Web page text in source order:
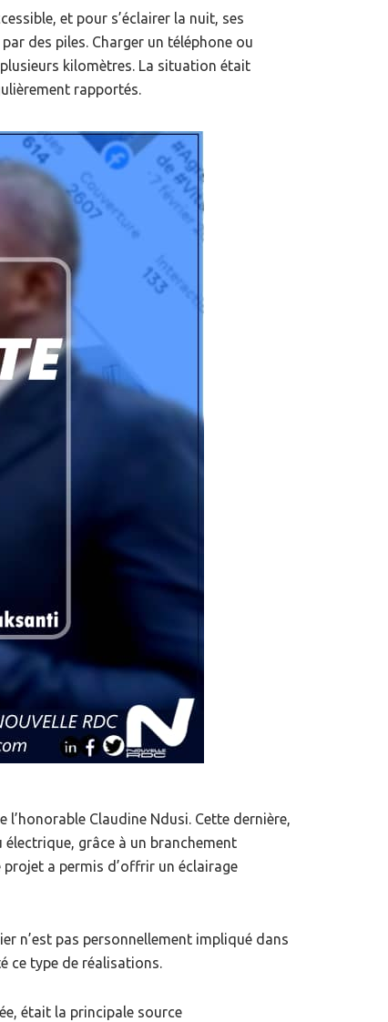
et pour s’éclairer la nuit, ses
des piles. Charger un téléphone ou
kilomètres. La situation était
rapportés.
Claudine Ndusi. Cette dernière,
électrique, grâce à un branchement
a permis d’offrir un éclairage
n’est pas personnellement impliqué dans
ce type de réalisations.
était la principale source